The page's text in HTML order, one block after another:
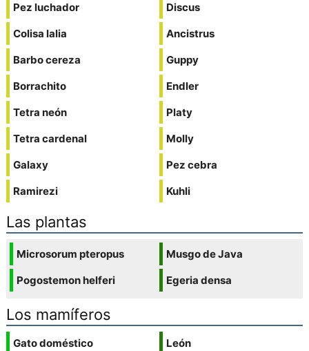
Pez luchador
Colisa lalia
Barbo cereza
Borrachito
Tetra neón
Tetra cardenal
Galaxy
Ramirezi
Discus
Ancistrus
Guppy
Endler
Platy
Molly
Pez cebra
Kuhli
Las plantas
Microsorum pteropus
Pogostemon helferi
Musgo de Java
Egeria densa
Los mamíferos
Gato doméstico
León